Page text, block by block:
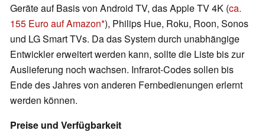
Geräte auf Basis von Android TV, das Apple TV 4K (ca.
155 Euro auf Amazon ), Philips Hue, Roku, Roon, Sonos
und LG Smart TVs. Da das System durch unabhängige
Entwickler erweitert werden kann, sollte die Liste bis zur
Auslieferung noch wachsen. Infrarot-Codes sollen bis
Ende des Jahres von anderen Fernbedienungen erlernt
werden können.
Preise und Verfügbarkeit